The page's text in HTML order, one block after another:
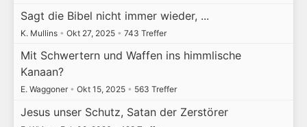
Sagt die Bibel nicht immer wieder, ...
K. Mullins • Okt 27, 2025 • 743 Treffer
Mit Schwertern und Waffen ins himmlische
Kanaan?
E. Waggoner • Okt 15, 2025 • 563 Treffer
Jesus unser Schutz, Satan der Zerstörer